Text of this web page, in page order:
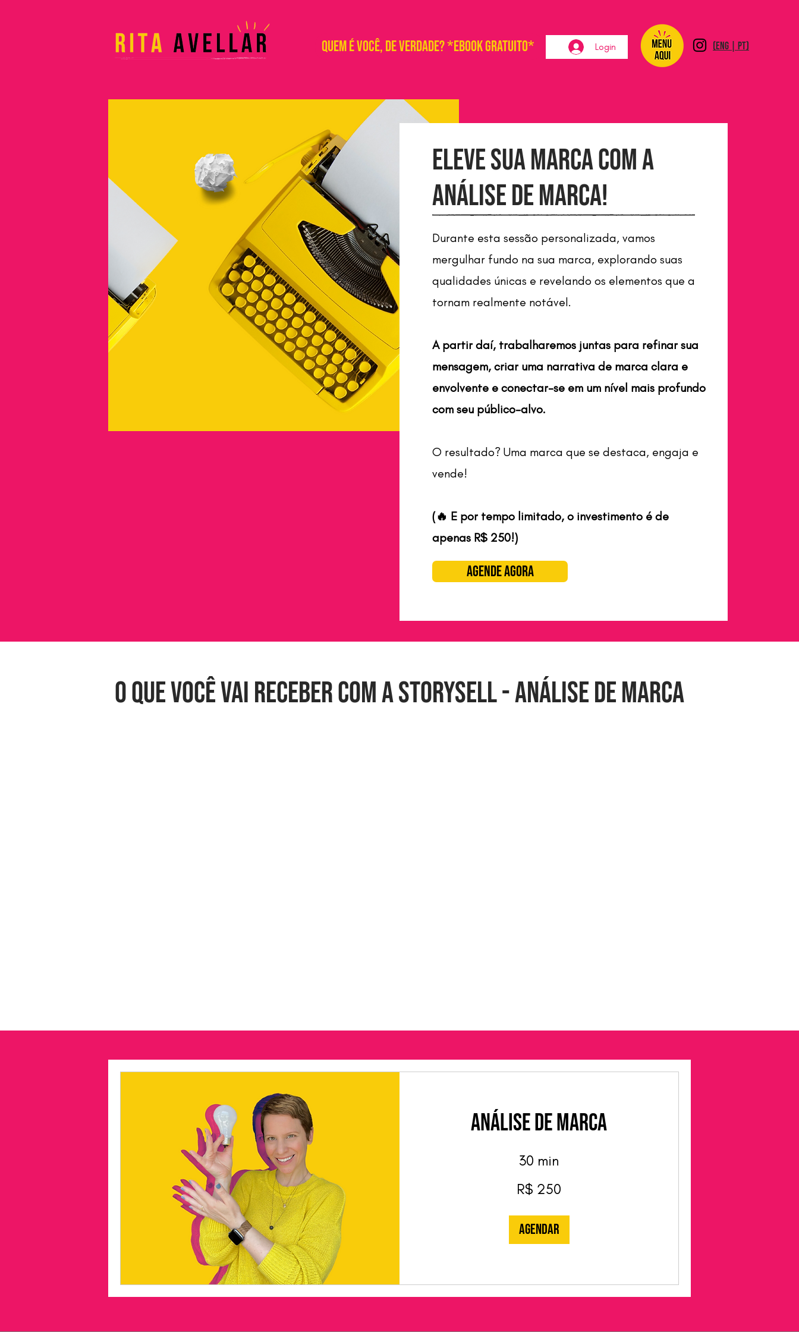
QUEM É VOCÊ, DE VERDADE? *EBOOK GRATUITO* Login (ENG | PT)
ELeve sua Marca com a
Análise de Marca!
Durante esta sessão personalizada, vamos
mergulhar fundo na sua marca, explorando suas
qualidades únicas e revelando os elementos que a
tornam realmente notável.
A partir daí, trabalharemos juntas para refinar sua
mensagem, criar uma narrativa de marca clara e
envolvente e conectar-se em um nível mais profundo
com seu público-alvo.
O resultado? Uma marca que se destaca, engaja e
vende!
(🔥 E por tempo limitado, o investimento é de
apenas R$ 250!)
AGENDE AGORA
O que você vai receber com a StorySell - Análise de Marca
Análise de Marca
30 min
R$ 250
Agendar